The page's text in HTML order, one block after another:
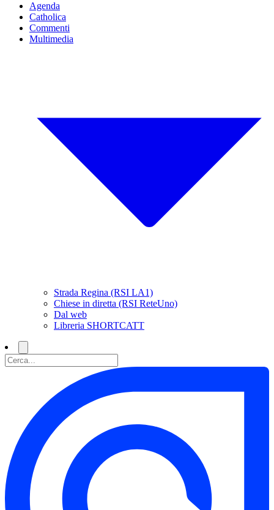
Agenda
Catholica
Commenti
Multimedia
Strada Regina (RSI LA1)
Chiese in diretta (RSI ReteUno)
Dal web
Libreria SHORTCATT